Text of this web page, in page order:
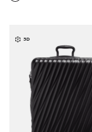
3D